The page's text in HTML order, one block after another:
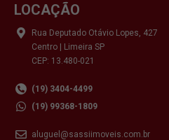
LOCAÇÃO
Rua Deputado Otávio Lopes, 427
Centro | Limeira SP
CEP: 13.480-021
(19) 3404-4499
(19) 99368-1809
aluguel@sassiimoveis.com.br